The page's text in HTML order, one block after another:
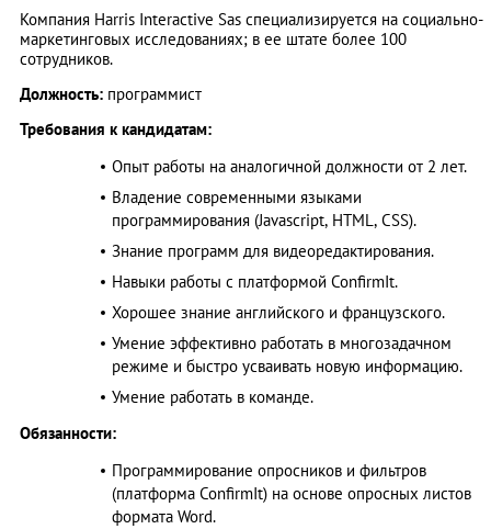
Компания Harris Interactive Sas специализируется на социально-
маркетинговых исследованиях; в ее штате более 100
сотрудников.
Должность: программист
Требования к кандидатам:
Опыт работы на аналогичной должности от 2 лет.
Владение современными языками
программирования (Javascript, HTML, CSS).
Знание программ для видеоредактирования.
Навыки работы с платформой ConfirmIt.
Хорошее знание английского и французского.
Умение эффективно работать в многозадачном
режиме и быстро усваивать новую информацию.
Умение работать в команде.
Обязанности:
Программирование опросников и фильтров
(платформа ConfirmIt) на основе опросных листов
формата Word.